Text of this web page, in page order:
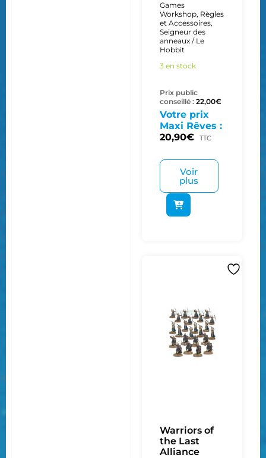
Games
Workshop, Règles
et Accessoires,
Seigneur des
anneaux / Le
Hobbit
3 en stock
Prix public
conseillé : 22,00€
Votre prix
Maxi Rêves :
20,90€ TTC
Voir
plus
Warriors of
the Last
Alliance